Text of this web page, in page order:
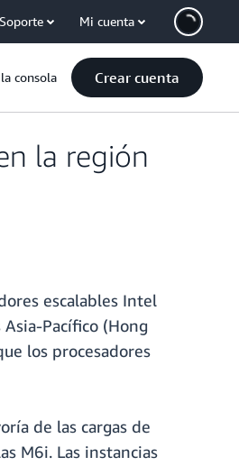
Soporte Mi cuenta
consola Crear cuenta
la región
escalables Intel
Pacífico (Hong
los procesadores
de las cargas de
M6i. Las instancias